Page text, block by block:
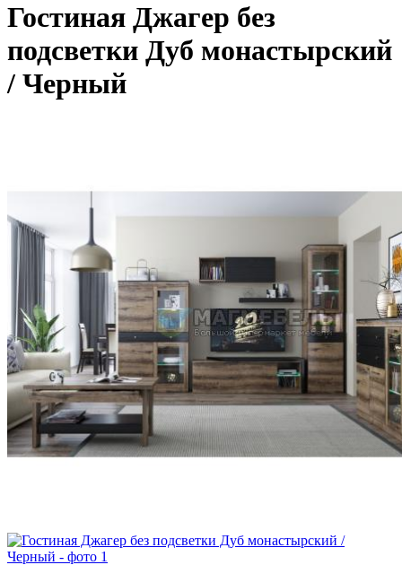
Гостиная Джагер без
подсветки Дуб монастырский
/ Черный